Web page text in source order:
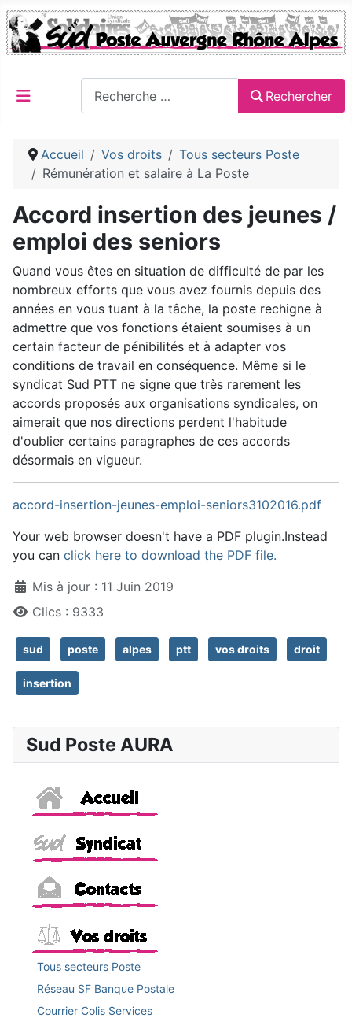
Rechercher
Accueil Vos droits
Tous secteurs Poste
Rémunération et salaire à La Poste
Accord insertion des jeunes /
emploi des seniors
Quand vous êtes en situation de difficulté de par les
nombreux efforts que vous avez fournis depuis des
années en vous tuant à la tâche, la poste rechigne à
admettre que vos fonctions étaient soumises à un
certain facteur de pénibilités et à adapter vos
conditions de travail en conséquence. Même si le
syndicat Sud PTT ne signe que très rarement les
accords proposés aux organisations syndicales, on
aimerait que nos directions perdent l'habitude
d'oublier certains paragraphes de ces accords
désormais en vigueur.
accord-insertion-jeunes-emploi-seniors3102016.pdf
Your web browser doesn't have a PDF plugin.Instead
you can click here to download the PDF file.
DétailsMis à jour : 11 Juin 2019
Clics : 9333
sud poste alpes ptt vos droits droit
insertion
Sud Poste AURA
Tous secteurs Poste
Réseau SF Banque Postale
Courrier Colis Services